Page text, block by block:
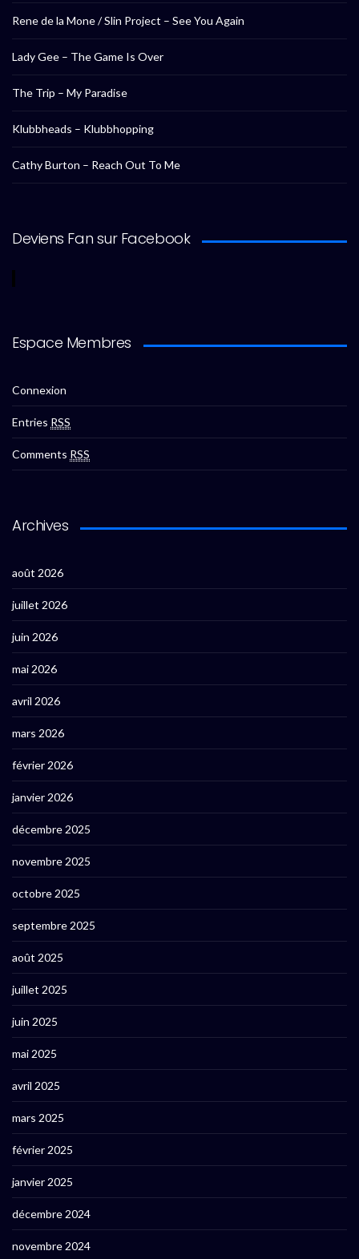
Rene de la Mone / Slin Project – See You Again
Lady Gee – The Game Is Over
The Trip – My Paradise
Klubbheads – Klubbhopping
Cathy Burton – Reach Out To Me
Deviens Fan sur Facebook
Espace Membres
Connexion
Entries RSS
Comments RSS
Archives
août 2026
juillet 2026
juin 2026
mai 2026
avril 2026
mars 2026
février 2026
janvier 2026
décembre 2025
novembre 2025
octobre 2025
septembre 2025
août 2025
juillet 2025
juin 2025
mai 2025
avril 2025
mars 2025
février 2025
janvier 2025
décembre 2024
novembre 2024